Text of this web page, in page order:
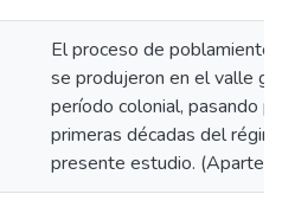
El proceso de poblamiento
se produjeron en el valle
período colonial, pasando
primeras décadas del
presente estudio. (Apartes